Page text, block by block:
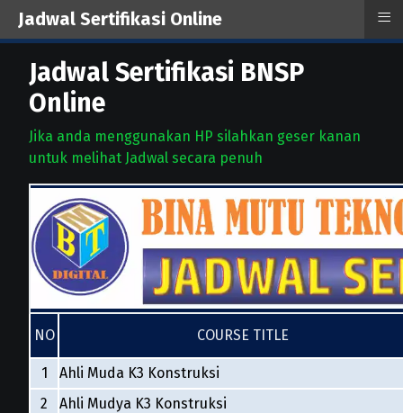
Jadwal Sertifikasi BNSP
Online
Jika anda menggunakan HP silahkan geser kanan
untuk melihat Jadwal secara penuh
NO COURSE TITLE
1
Ahli Muda K3 Konstruksi
2
Ahli Mudya K3 Konstruksi
Jadwal Sertifikasi Online ≡